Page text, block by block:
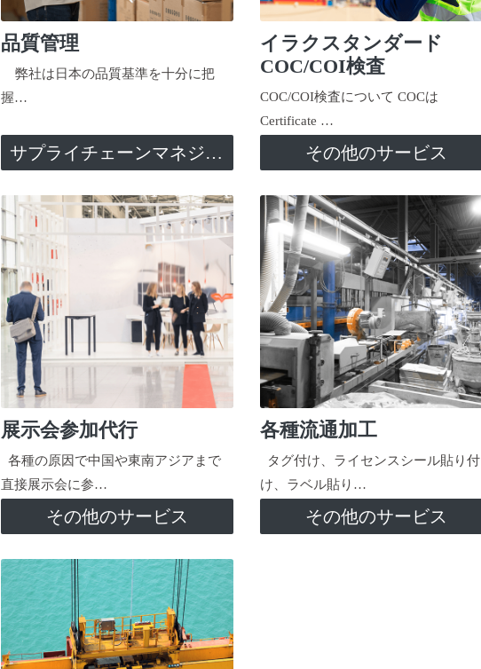
品質管理
弊社は日本の品質基準を十分に把
握…
サプライチェーンマネジメント
イラクスタンダード
COC/COI検査
COC/COI検査について COCは
Certificate …
その他のサービス
展示会参加代行
各種の原因で中国や東南アジアまで
直接展示会に参…
その他のサービス
各種流通加工
タグ付け、ライセンスシール貼り付
け、ラベル貼り…
その他のサービス